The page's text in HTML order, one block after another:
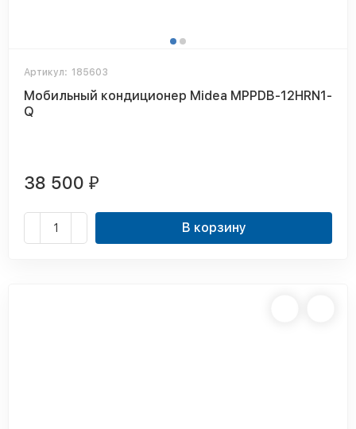
Артикул: 185603
Мобильный кондиционер Midea MPPDB-12HRN1-
Q
38 500 ₽
В корзину